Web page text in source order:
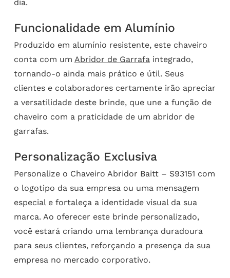
dia.
Funcionalidade em Alumínio
Produzido em alumínio resistente, este chaveiro
conta com um Abridor de Garrafaintegrado,
tornando-o ainda mais prático e útil. Seus
clientes e colaboradores certamente irão apreciar
a versatilidade deste brinde, que une a função de
chaveiro com a praticidade de um abridor de
garrafas.
Personalização Exclusiva
Personalize o Chaveiro Abridor Baitt – S93151 com
o logotipo da sua empresa ou uma mensagem
especial e fortaleça a identidade visual da sua
marca. Ao oferecer este brinde personalizado,
você estará criando uma lembrança duradoura
para seus clientes, reforçando a presença da sua
empresa no mercado corporativo.